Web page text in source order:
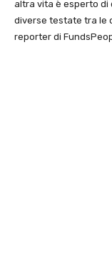
altra vita è esperto di
diverse testate tra le
reporter di